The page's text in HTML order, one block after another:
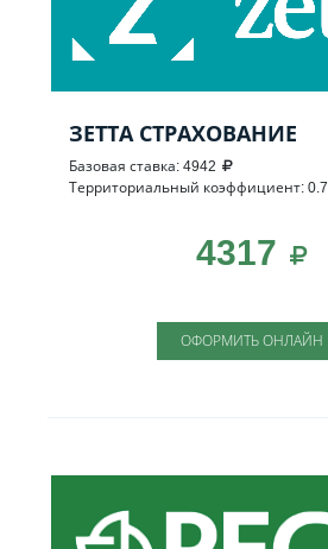
ЗЕТТА СТРАХОВАНИЕ
Базовая ставка: 4942
Территориальный коэффициент: 0.7
4317
ОФОРМИТЬ ОНЛАЙН